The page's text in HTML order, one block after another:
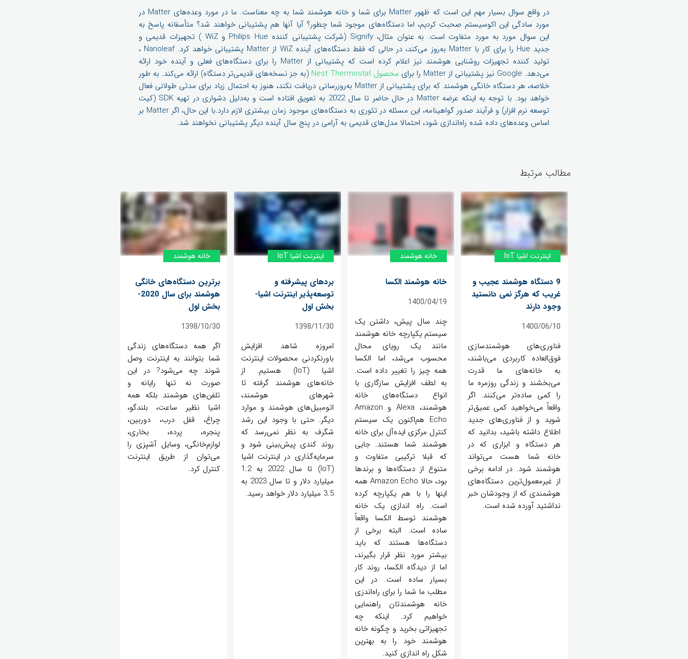
در واقع سوال بسیار مهم این است که ظهور Matter برای شما و خانه هوشمند شما به چه معناست. ما در مورد وعده‌های Matter در
مورد سادگی این اکوسیستم صحبت کردیم، اما دستگاه‌های موجود شما چطور؟ آیا آنها هم پشتیبانی خواهند شد؟ متأسفانه پاسخ به
این سوال مورد به مورد متفاوت است. به عنوان مثال، Signify (شرکت پشتیبانی کننده Philips Hue و WiZ ) تجهیزات قدیمی و
جدید Hue را برای کار با Matter به‌روز می‌کند، در حالی که فقط دستگاه‌های آینده WiZ از Matter پشتیبانی خواهد کرد. Nanoleaf ،
تولید کننده تجهیزات روشنایی هوشمند نیز اعلام کرده است که پشتیبانی از Matter را برای دستگاه‌های فعلی و آینده خود ارائه
می‌دهد. Google نیز پشتیبانی از Matter را برای
محصول Nest Thermostat
(به جز نسخه‌های قدیمی‌تر دستگاه) ارائه می‌کند. به طور
خلاصه، هر دستگاه خانگی هوشمند که برای پشتیبانی از Matter به‌روزرسانی دریافت نکند، هنوز به احتمال زیاد برای مدتی طولانی فعال
خواهد بود. با توجه به اینکه عرضه Matter در حال حاضر تا سال 2022 به تعویق افتاده است و به‌دلیل دشواری در تهیه SDK (کیت
توسعه نرم افزار) و فرآیند صدور گواهینامه، این مسئله در تئوری به دستگاه‌های موجود زمان بیشتری لازم دارد.با این حال، اگر Matter بر
اساس وعده‌های داده شده راه‌اندازی شود، احتمالا مدل‌های قدیمی به آرامی در پنج سال آینده دیگر پشتیبانی نخواهند شد.
مطالب مرتبط
اینترنت اشیا IoT
9 دستگاه هوشمند عجیب و
غریب که هرگز نمی دانستید
وجود دارند
1400/06/10
فناوری‌های هوشمندسازی
فوق‌العاده کاربردی می‌باشند،
به خانه‌های ما قدرت
می‌بخشند و زندگی روزمره ما
را کمی ساده‌تر می‌کنند. اگر
واقعاً می‌خواهید کمی عمیق‌تر
شوید و از فناوری‌های جدید
اطلاع داشته باشید، بدانید که
هر دستگاه و ابزاری که در
خانه شما هست می‌تواند
هوشمند شود. در ادامه برخی
از غیرمعمول‌ترین دستگاه‌های
هوشمندی که از وجودشان خبر
نداشتید آورده شده است.
خانه‌ هوشمند
خانه هوشمند الکسا
1400/04/19
چند سال پیش، داشتن یک
سیستم یکپارچه خانه هوشمند
مانند یک رویای محال
محسوب می‌شد، اما الکسا
همه چیز را تغییر داده است.
به لطف افزایش سازگاری با
انواع دستگاه‌های خانه
هوشمند، Alexa و Amazon
Echo هم‌اکنون یک سیستم
کنترل مرکزی ایده‌آل برای خانه
هوشمند شما هستند. جایی
که قبلا ترکیبی متفاوت و
متنوع از دستگاه‌ها و برندها
بود، حالا Amazon Echo همه
اینها را با هم یکپارچه کرده
است. راه اندازی یک خانه
هوشمند توسط الکسا واقعاً
ساده است. البته برخی از
دستگاه‌ها هستند که باید
بیشتر مورد نظر قرار بگیرند،
اما از دیدگاه الکسا، روند کار
بسیار ساده است. در این
مطلب ما شما را برای راه‌اندزی
خانه هوشمندتان راهنمایی
خواهیم کرد. اینکه چه
تجهیزاتی بخرید و چگونه خانه
هوشمند خود را به بهترین
شکل راه اندازی کنید.
اینترنت اشیا IoT
بردهای پیشرفته و
توسعه‌پذیر اینترنت اشیا-
بخش اول
1398/11/30
امروزه شاهد افزایش
باورنکردنی محصولات اینترنت
اشیا (IoT) هستیم. از
خانه‌های هوشمند گرفته تا
شهرهای هوشمند،
اتومبیل‌های هوشمند و موارد
دیگر. حتی با وجود این رشد
شگرف به نظر نمی‌رسد که
روند کندی پیش‌بینی شود و
سرمایه‌گذاری در اینترنت اشیا
(IoT) تا سال 2022 به 1.2
میلیارد دلار و تا سال 2023 به
3.5 میلیارد دلار خواهد رسید.
خانه‌ هوشمند
برترین دستگاه‌های خانگی
هوشمند برای سال 2020-
بخش اول
1398/10/30
اگر همه دستگاه‌های زندگی
شما بتوانند به اینترنت وصل
شوند چه می‌شود? در این
صورت نه تنها رایانه و
تلفن‌های هوشمند بلکه همه
اشیا نظیر ساعت، بلندگو،
چراغ، قفل درب، دوربین،
پنجره، پرده، بخاری،
لوازم‌خانگی، وسایل آشپزی را
می‌توان از طریق اینترنت
کنترل کرد.